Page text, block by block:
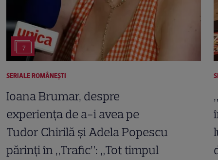
7
SERIALE ROMÂNEŞTI
Ioana Brumar, despre
experiența de a-i avea pe
Tudor Chirilă și Adela Popescu
părinți în „Trafic”: „Tot timpul